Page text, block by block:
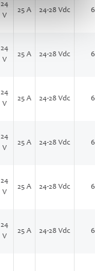
24
V
25 A 24-28 Vdc
24
V
25 A 24-28 Vdc
24
V
25 A 24-28 Vdc
24
V
25 A 24-28 Vdc
24
V
25 A 24-28 Vdc
24
V
25 A 24-28 Vdc